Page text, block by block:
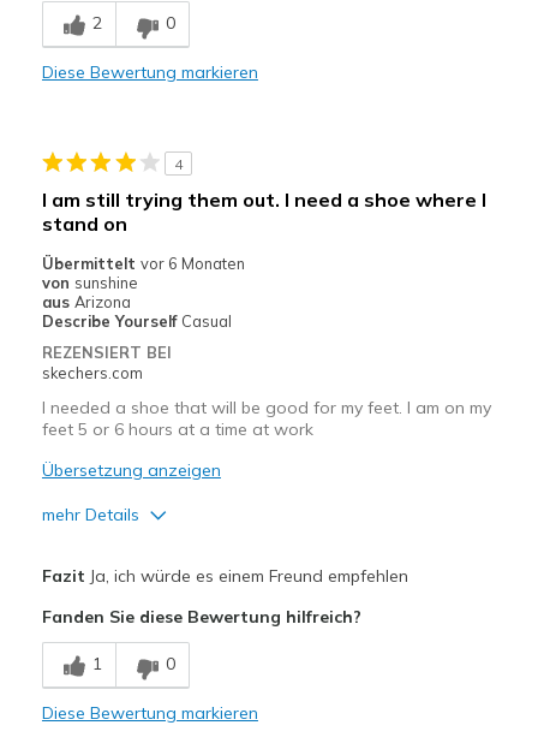
2 0
Diese Bewertung markieren
4
I am still trying them out. I need a shoe where I
stand on
Übermittelt vor 6 Monaten
von sunshine
aus Arizona
Describe Yourself Casual
REZENSIERT BEI
skechers.com
I needed a shoe that will be good for my feet. I am on my
feet 5 or 6 hours at a time at work
Übersetzung anzeigen
mehr Details
Geeignete Verwendung
working
Fazit Ja, ich würde es einem Freund empfehlen
Fanden Sie diese Bewertung hilfreich?
1 0
Diese Bewertung markieren